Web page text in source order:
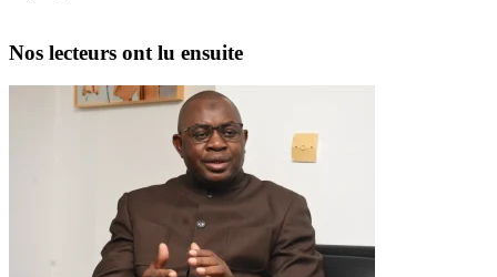
Nos lecteurs ont lu ensuite